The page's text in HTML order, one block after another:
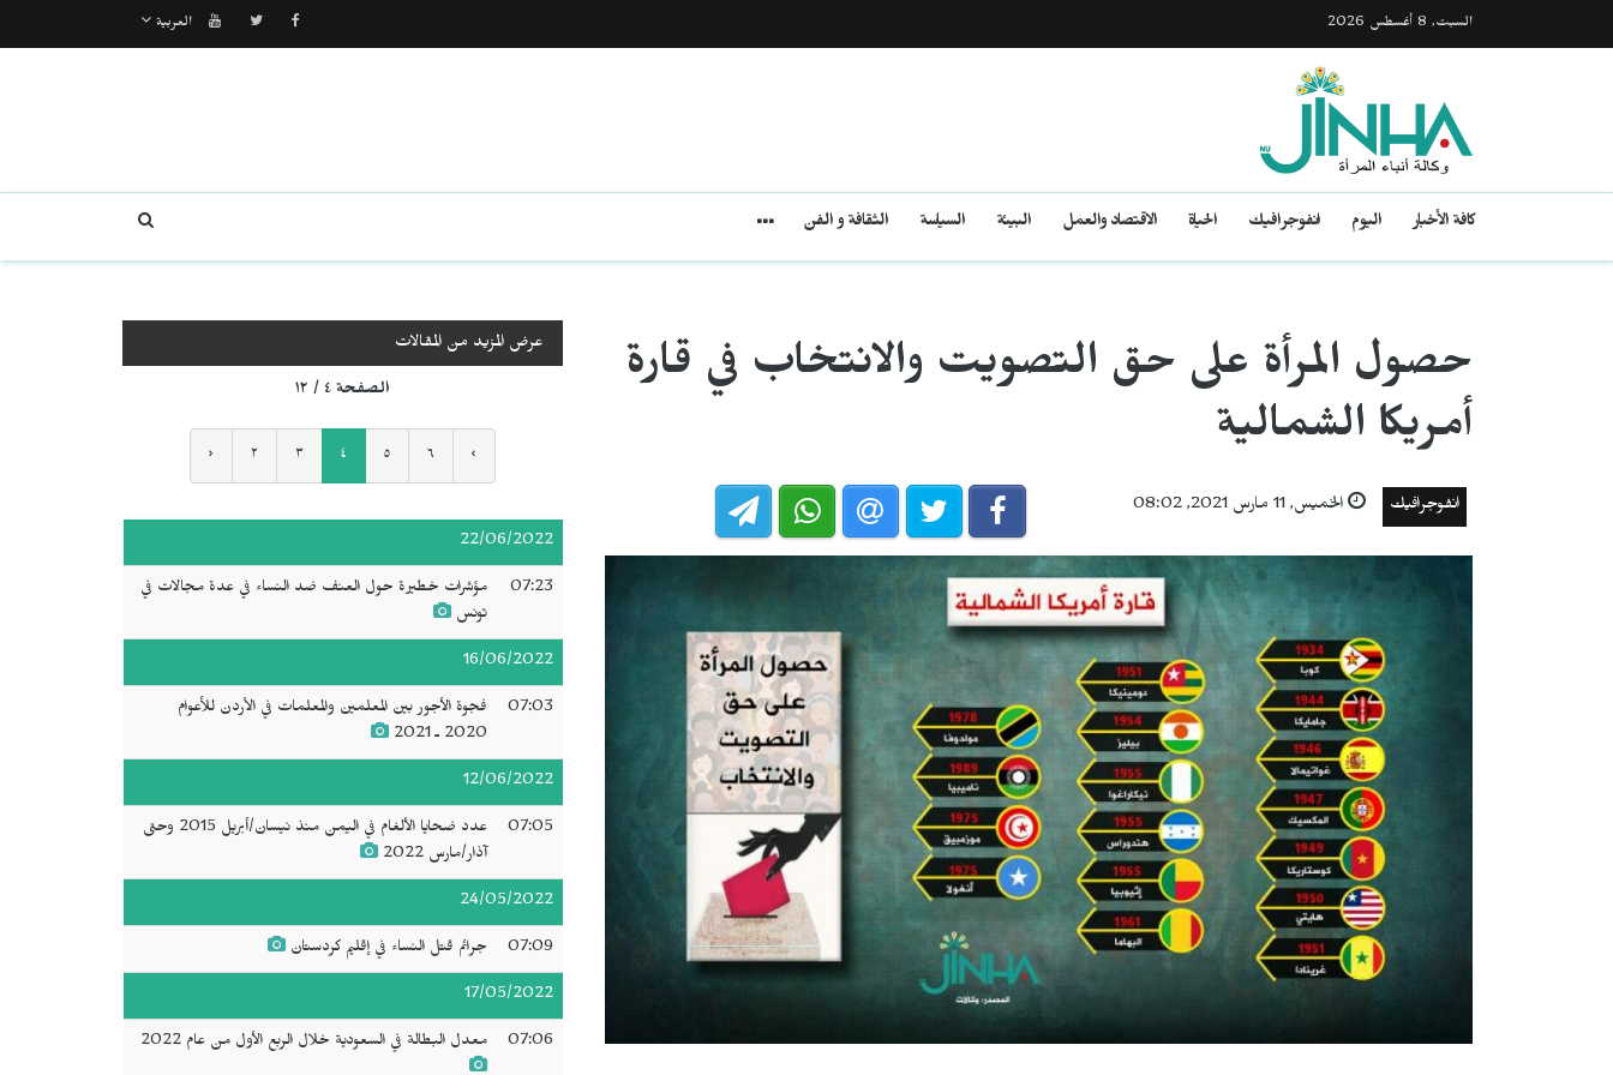
السبت, 8 أغسطس 2026 العربية
كافة الأخبار اليوم انفوجرافيك الحياة الاقتصاد والعمل البيئة السياسة الثقافة و الفن
حصول المرأة على حق التصويت والانتخاب في قارة
أمريكا الشمالية
انفوجرافيك الخميس, 11 مارس 2021, 08:02
عرض المزيد من المقالات
الصفحة ٤ / ١٢
‹ ٢ ٣ ٤ ٥ ٦ ›
22/06/2022
07:23
مؤشرات خطيرة حول العنف ضد النساء في عدة مجالات في
تونس
16/06/2022
07:03
فجوة الأجور بين المعلمين والمعلمات في الأردن للأعوام
2020 ـ 2021
12/06/2022
07:05
عدد ضحايا الألغام في اليمن منذ نيسان/أبريل 2015 وحتى
آذار/مارس 2022
24/05/2022
07:09 جرائم قتل النساء في إقليم كردستان
17/05/2022
07:06 معدل البطالة في السعودية خلال الربع الأول من عام 2022